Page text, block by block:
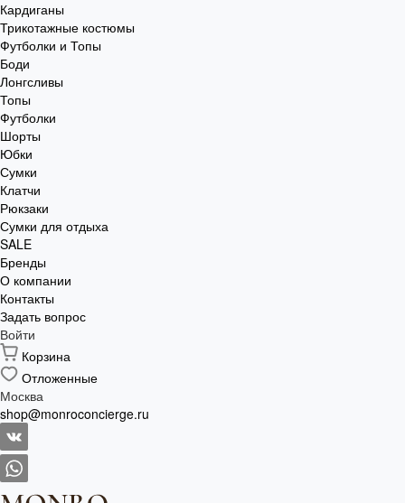
Кардиганы
Трикотажные костюмы
Футболки и Топы
Боди
Лонгсливы
Топы
Футболки
Шорты
Юбки
Сумки
Клатчи
Рюкзаки
Сумки для отдыха
SALE
Бренды
О компании
Контакты
Задать вопрос
Войти
Корзина
Отложенные
Москва
shop@monroconcierge.ru